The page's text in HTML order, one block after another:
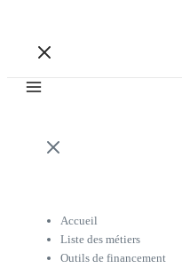
Accueil
Liste des métiers
Outils de financement